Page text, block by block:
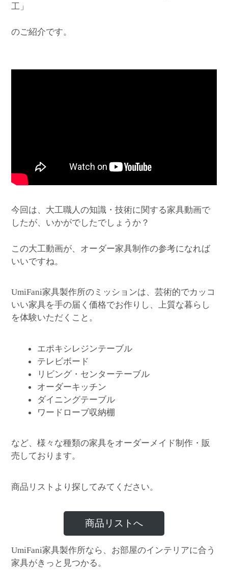
工」
のご紹介です。
今回は、大工職人の知識・技術に関する家具動画で
したが、いかがでしたでしょうか？
この大工動画が、オーダー家具制作の参考になれば
いいですね。
UmiFani家具製作所のミッションは、芸術的でカッコ
いい家具を手の届く価格でお作りし、上質な暮らし
を体験いただくこと。
エポキシレジンテーブル
テレビボード
リビング・センターテーブル
オーダーキッチン
ダイニングテーブル
ワードローブ収納棚
など、様々な種類の家具をオーダーメイド制作・販
売しております。
商品リストより探してみてください。
商品リストへ
UmiFani家具製作所なら、お部屋のインテリアに合う
家具がきっと見つかる。